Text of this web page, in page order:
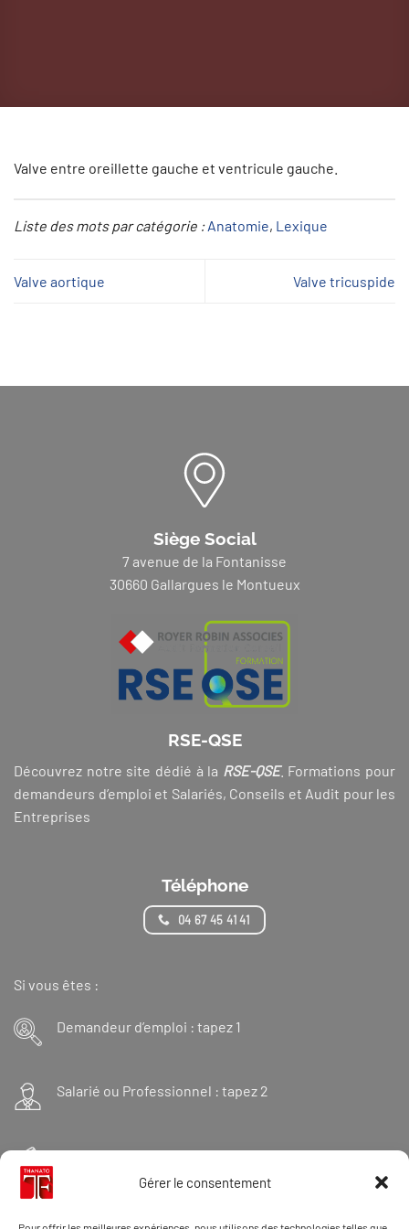
Gérer le consentement
Valve entre oreillette gauche et ventricule gauche.
Liste des mots par catégorie :Anatomie, Lexique
Valve aortique Valve tricuspide
Siège Social
7 avenue de la Fontanisse
30660 Gallargues le Montueux
RSE-QSE
Découvrez notre site dédié à la RSE-QSE. Formations pour
demandeurs d’emploi et Salariés, Conseils et Audit pour les
Entreprises
Téléphone
04 67 45 41 41
Si vous êtes :
Demandeur d’emploi : tapez 1
Salarié ou Professionnel : tapez 2
Financeur : tapez 3
Et « 98 » pour une formation Thanatopraxie